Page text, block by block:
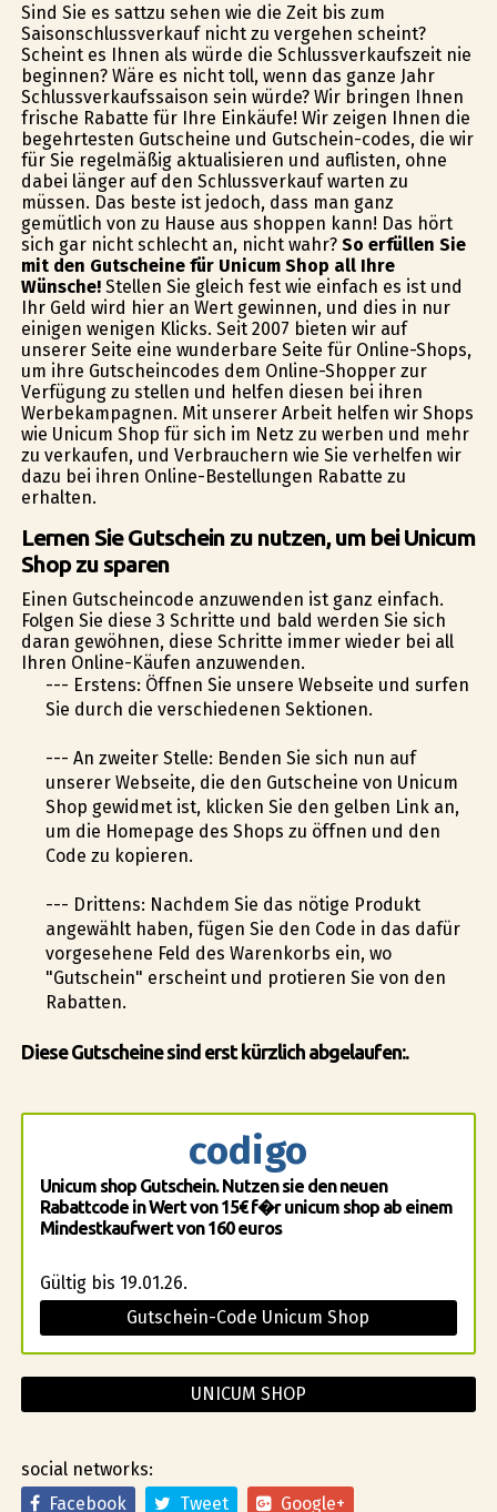
Sind Sie es sattzu sehen wie die Zeit bis zum
Saisonschlussverkauf nicht zu vergehen scheint?
Scheint es Ihnen als würde die Schlussverkaufszeit nie
beginnen? Wäre es nicht toll, wenn das ganze Jahr
Schlussverkaufssaison sein würde? Wir bringen Ihnen
frische Rabatte für Ihre Einkäufe! Wir zeigen Ihnen die
begehrtesten Gutscheine und Gutschein-codes, die wir
für Sie regelmäßig aktualisieren und auflisten, ohne
dabei länger auf den Schlussverkauf warten zu
müssen. Das beste ist jedoch, dass man ganz
gemütlich von zu Hause aus shoppen kann! Das hört
sich gar nicht schlecht an, nicht wahr? So erfüllen Sie
mit den Gutscheine für Unicum Shop all Ihre
Wünsche!Stellen Sie gleich fest wie einfach es ist und
Ihr Geld wird hier an Wert gewinnen, und dies in nur
einigen wenigen Klicks. Seit 2007 bieten wir auf
unserer Seite eine wunderbare Seite für Online-Shops,
um ihre Gutscheincodes dem Online-Shopper zur
Verfügung zu stellen und helfen diesen bei ihren
Werbekampagnen. Mit unserer Arbeit helfen wir Shops
wie Unicum Shop für sich im Netz zu werben und mehr
zu verkaufen, und Verbrauchern wie Sie verhelfen wir
dazu bei ihren Online-Bestellungen Rabatte zu
erhalten.
Lernen Sie Gutschein zu nutzen, um bei Unicum
Shop zu sparen
Einen Gutscheincode anzuwenden ist ganz einfach.
Folgen Sie diese 3 Schritte und bald werden Sie sich
daran gewöhnen, diese Schritte immer wieder bei all
Ihren Online-Käufen anzuwenden.
--- Erstens: Öffnen Sie unsere Webseite und surfen
Sie durch die verschiedenen Sektionen.
--- An zweiter Stelle: Befinden Sie sich nun auf
unserer Webseite, die den Gutscheine von Unicum
Shop gewidmet ist, klicken Sie den gelben Link an,
um die Homepage des Shops zu öffnen und den
Code zu kopieren.
--- Drittens: Nachdem Sie das nötige Produkt
angewählt haben, fügen Sie den Code in das dafür
vorgesehene Feld des Warenkorbs ein, wo
"Gutschein" erscheint und profitieren Sie von den
Rabatten.
Diese Gutscheine sind erst kürzlich abgelaufen:.
codigo
Unicum shop Gutschein. Nutzen sie den neuen
Rabattcode in Wert von 15€ f�r unicum shop ab einem
Mindestkaufwert von 160 euros
Gültig bis 19.01.26.
Gutschein-Code Unicum Shop
UNICUM SHOP
social networks:
Facebook
Tweet Google+